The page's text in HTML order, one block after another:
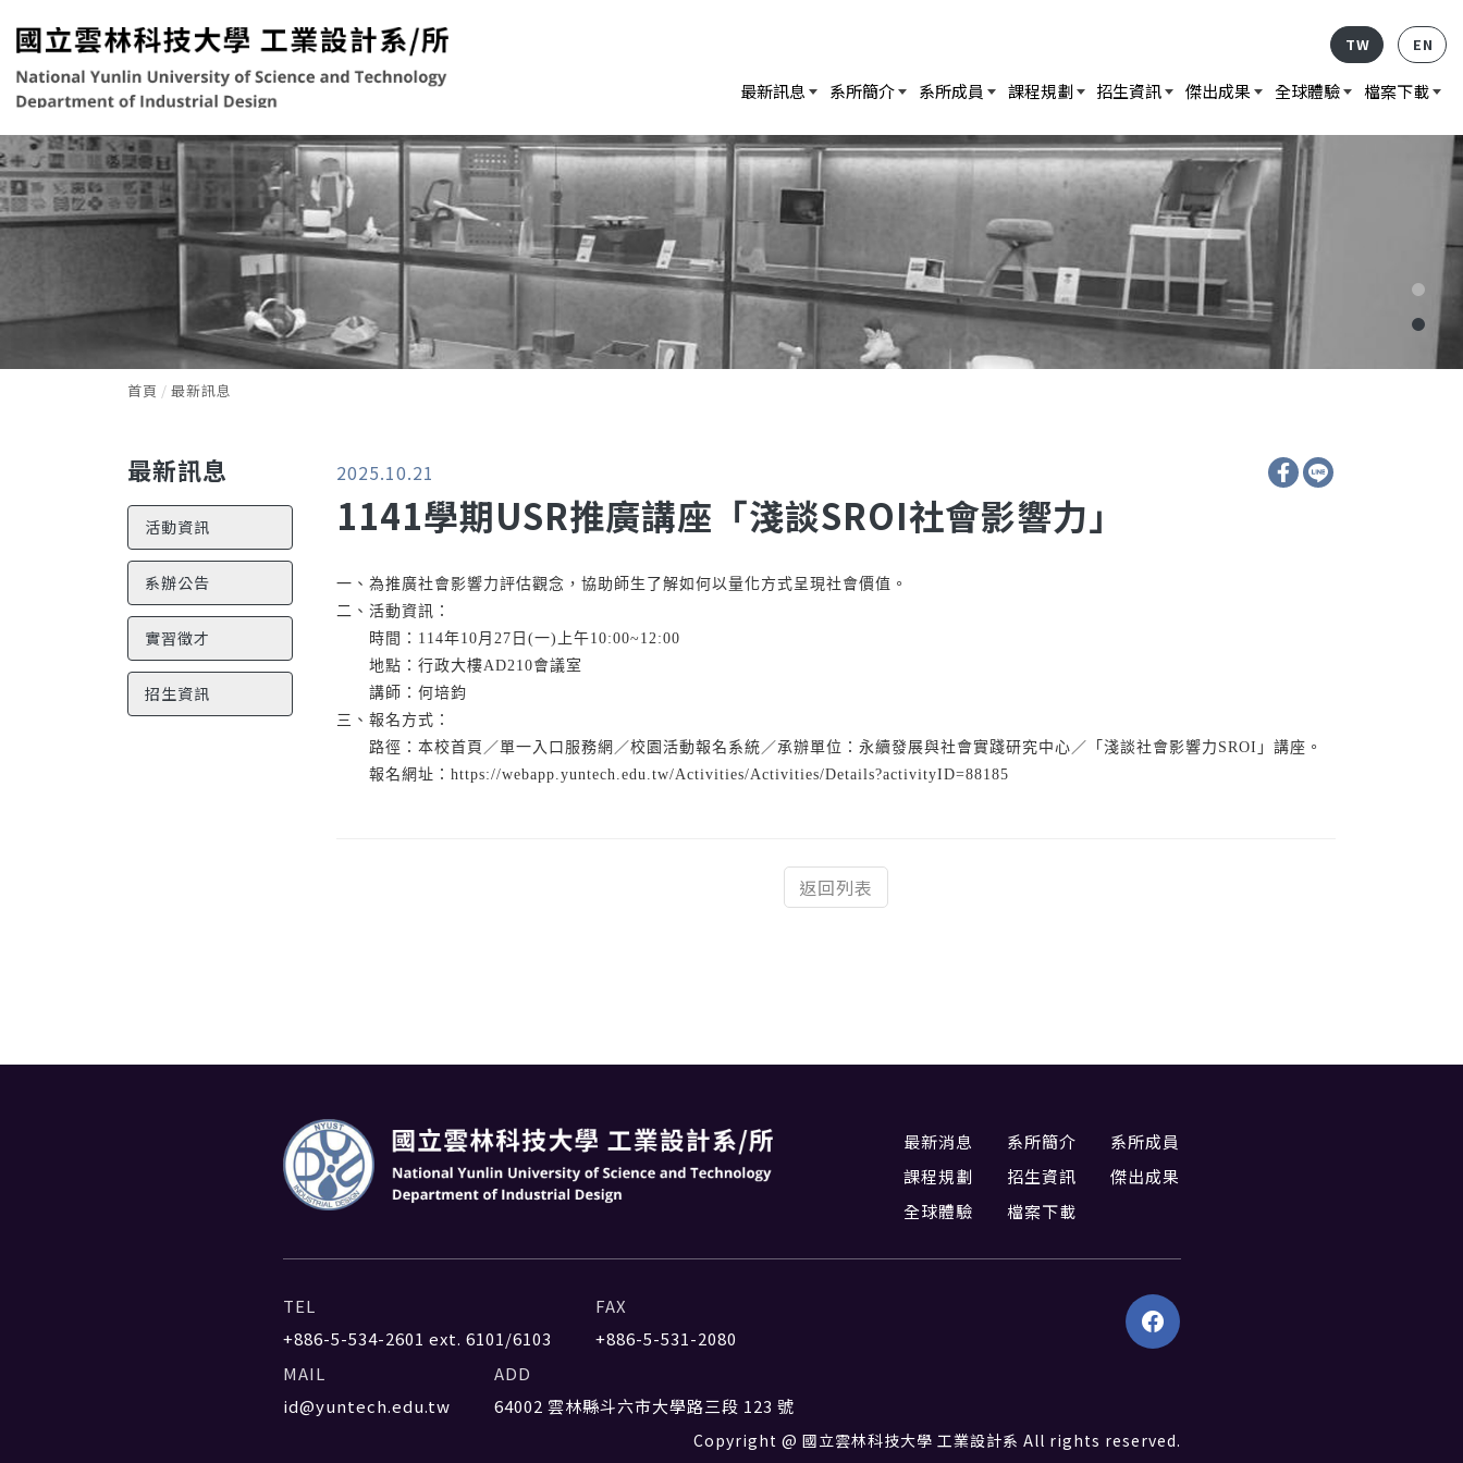
最新訊息 系所簡介 系所成員 課程規劃 招生資訊 傑出成果 全球體驗 檔案下載
TW EN
首頁 最新訊息
最新訊息
活動資訊
系辦公告
實習徵才
招生資訊
2025.10.21
1141學期USR推廣講座「淺談SROI社會影響力」
一、為推廣社會影響力評估觀念，協助師生了解如何以量化方式呈現社會價值。
二、活動資訊：
時間：114年10月27日(一)上午10:00~12:00
地點：行政大樓AD210會議室
講師：何培鈞
三、報名方式：
路徑：本校首頁／單一入口服務網／校園活動報名系統／承辦單位：永續發展與社會實踐研究中心／「淺談社會影響力SROI」講座。
報名網址：https://webapp.yuntech.edu.tw/Activities/Activities/Details?activityID=88185
返回列表
最新消息 系所簡介
系所成員
課程規劃
招生資訊
傑出成果
全球體驗
檔案下載
TEL
+886-5-534-2601 ext. 6101/6103
FAX
+886-5-531-2080
MAIL
id@yuntech.edu.tw
ADD
64002 雲林縣斗六市大學路三段 123 號
Copyright @ 國立雲林科技大學 工業設計系 All rights reserved.